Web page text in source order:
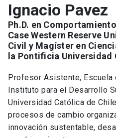
Ignacio Pavez
Ph.D. en
Case Western Reserve
Civil y Magíster en
la Pontificia Universidad
Profesor Asistente, Escuela
Instituto para el Desarrollo
Universidad Católica de
procesos de cambio
innovación sustentable,